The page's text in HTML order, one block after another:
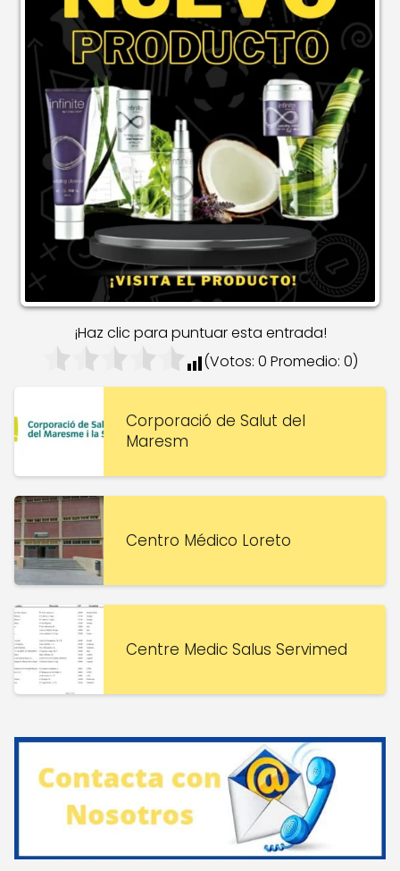
¡Haz clic para puntuar esta entrada!
(Votos: 0 Promedio: 0)
Corporació de Salut del
Maresm
Centro Médico Loreto
Centre Medic Salus Servimed